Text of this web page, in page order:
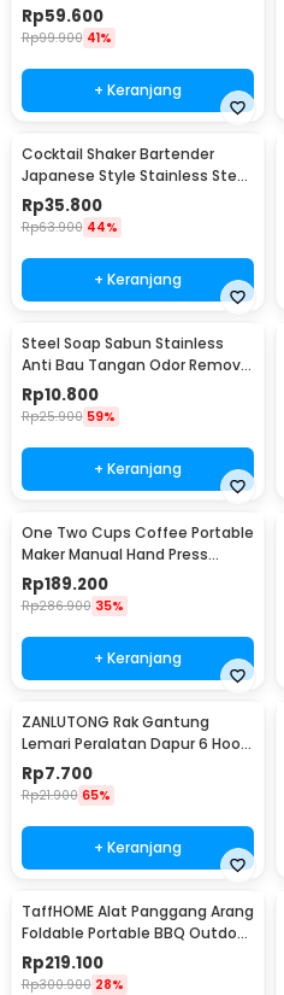
Portable - WFCG9800
Rp59.600
Rp99.900 41%
+ Keranjang
Cocktail Shaker Bartender
Japanese Style Stainless Steel
200ml
Rp35.800
Rp63.900 44%
+ Keranjang
Steel Soap Sabun Stainless
Anti Bau Tangan Odor Remove
- HW071
Rp10.800
Rp25.900 59%
+ Keranjang
One Two Cups Coffee Portable
Maker Manual Hand Press
Espresso 300ml - T35066
Rp189.200
Rp286.900 35%
+ Keranjang
ZANLUTONG Rak Gantung
Lemari Peralatan Dapur 6 Hook
Besi - 2137
Rp7.700
Rp21.900 65%
+ Keranjang
TaffHOME Alat Panggang Arang
Foldable Portable BBQ Outdoor
Grill Stove - HWSK77
Rp219.100
Rp300.900 28%